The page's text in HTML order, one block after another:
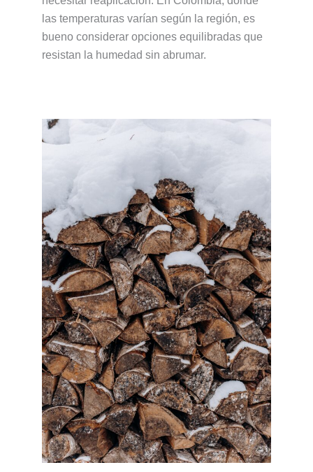
las temperaturas varían según la región, es
bueno considerar opciones equilibradas que
resistan la humedad sin abrumar.